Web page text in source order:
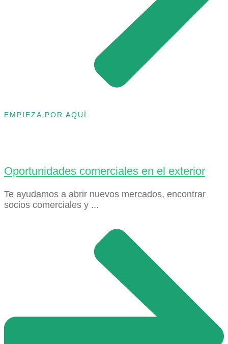
EMPIEZA POR AQUÍ
Oportunidades comerciales en el exterior
Te ayudamos a abrir nuevos mercados, encontrar
socios comerciales y ...